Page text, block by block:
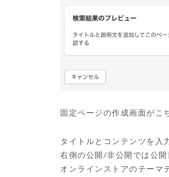
固定ページの作成画面がこ
タイトルとコンテンツを入
右側の公開/非公開では公開
オンラインストアのテーマ